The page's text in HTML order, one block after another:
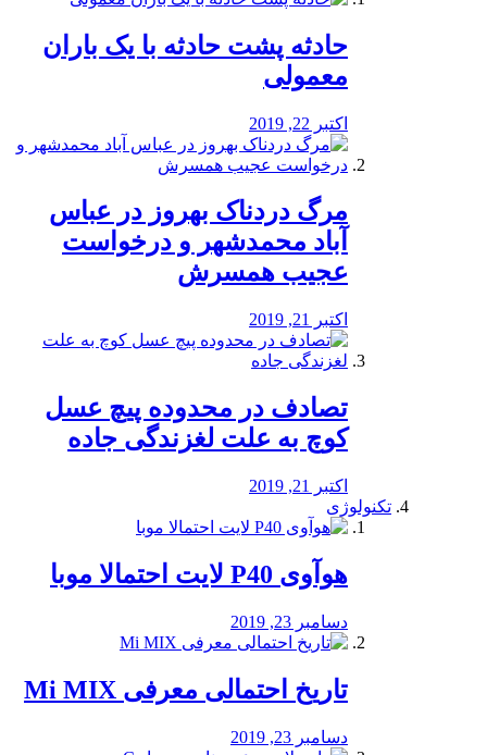
️حادثه پشت حادثه با یک باران
معمولی
اکتبر 22, 2019
مرگ دردناک بهروز در عباس
آباد محمدشهر و درخواست
عجیب همسرش
اکتبر 21, 2019
تصادف در محدوده پیچ عسل
کوچ به علت لغزندگی جاده
اکتبر 21, 2019
تکنولوژی
هوآوی P40 لایت احتمالا موبا
دسامبر 23, 2019
تاریخ احتمالی معرفی Mi MIX
دسامبر 23, 2019